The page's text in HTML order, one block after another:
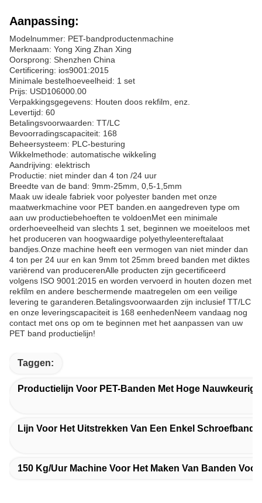
Aanpassing:
Modelnummer: PET-bandproductenmachine
Merknaam: Yong Xing Zhan Xing
Oorsprong: Shenzhen China
Certificering: ios9001:2015
Minimale bestelhoeveelheid: 1 set
Prijs: USD106000.00
Verpakkingsgegevens: Houten doos rekfilm, enz.
Levertijd: 60
Betalingsvoorwaarden: TT/LC
Bevoorradingscapaciteit: 168
Beheersysteem: PLC-besturing
Wikkelmethode: automatische wikkeling
Aandrijving: elektrisch
Productie: niet minder dan 4 ton /24 uur
Breedte van de band: 9mm-25mm, 0,5-1,5mm
Maak uw ideale fabriek voor polyester banden met onze
maatwerkmachine voor PET banden.en aangedreven type om
aan uw productiebehoeften te voldoenMet een minimale
orderhoeveelheid van slechts 1 set, beginnen we moeiteloos met
het produceren van hoogwaardige polyethyleentereftalaat
bandjes.Onze machine heeft een vermogen van niet minder dan
4 ton per 24 uur en kan 9mm tot 25mm breed banden met diktes
variërend van producerenAlle producten zijn gecertificeerd
volgens ISO 9001:2015 en worden vervoerd in houten dozen met
rekfilm en andere beschermende maatregelen om een veilige
levering te garanderen.Betalingsvoorwaarden zijn inclusief TT/LC
en onze leveringscapaciteit is 168 eenhedenNeem vandaag nog
contact met ons op om te beginnen met het aanpassen van uw
PET band productielijn!
Taggen:
Productielijn Voor PET-Banden Met Hoge
Lijn Voor Het Uitstrekken Van Een Enkel Schroefband
150 Kg/uur Machine Voor Het Maken Van Banden